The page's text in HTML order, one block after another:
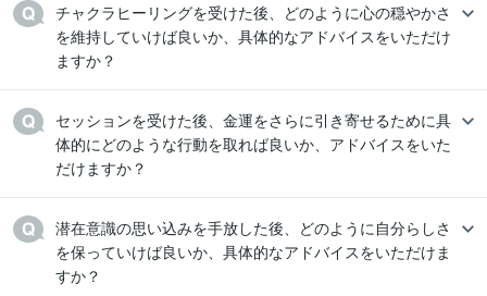
チャクラヒーリングを受けた後、どのように心の穏やかさ
を維持していけば良いか、具体的なアドバイスをいただけ
ますか？
セッションを受けた後、金運をさらに引き寄せるために具
体的にどのような行動を取れば良いか、アドバイスをいた
だけますか？
潜在意識の思い込みを手放した後、どのように自分らしさ
を保っていけば良いか、具体的なアドバイスをいただけま
すか？